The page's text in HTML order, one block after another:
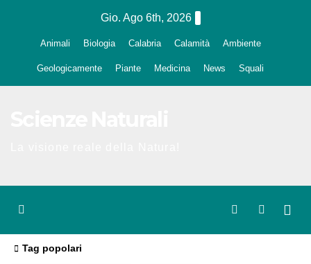
Gio. Ago 6th, 2026
Animali Biologia Calabria Calamità Ambiente
Geologicamente Piante Medicina News Squali
Tag popolari